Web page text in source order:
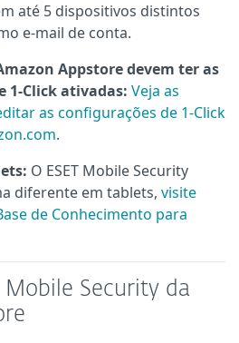
até 5 dispositivos distintos
e-mail de conta.
Appstore devem ter as
1-Click ativadas: Veja as
as configurações de 1-Click
.
: O ESET Mobile Security
diferente em tablets, visite
de Conhecimento para
Mobile Security da